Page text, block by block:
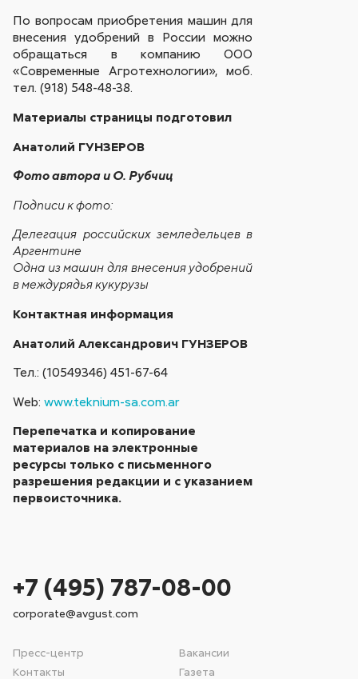
По вопросам приобретения машин для
внесения удобрений в России можно
обращаться в компанию ООО
«Современные Агротехнологии», моб.
тел. (918) 548-48-38.
Материалы страницы подготовил
Анатолий ГУНЗЕРОВ
Фото автора и О. Рубчиц
Подписи к фото:
Делегация российских земледельцев в
Аргентине
Одна из машин для внесения удобрений
в междурядья кукурузы
Контактная информация
Анатолий Александрович ГУНЗЕРОВ
Тел.: (10549346) 451-67-64
Web:www.teknium-sa.com.ar
Перепечатка и копирование
материалов на электронные
ресурсы только с письменного
разрешения редакции и с указанием
первоисточника.
Пресс-центр
Вакансии
Контакты
Газета
+7 (495) 787-08-00
corporate@avgust.com